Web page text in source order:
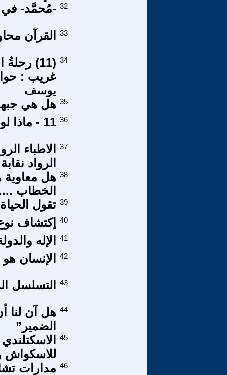
-مُحمَّد- في 32
القرآن 33
(11)
غريب :
يوسف
34
هل هي 35
11 - ماذا لو بدلنا آية مكان أخري ؟ 36
الاطباء
الرواد
37
هل معاوية
الخطاب
38
تقول 39
إكتشاف 40
الإله 41
الإنسان 42
التسلسل 43
هل آن لنا
الضمير”
44
للاسكواش
45
مدارات 46